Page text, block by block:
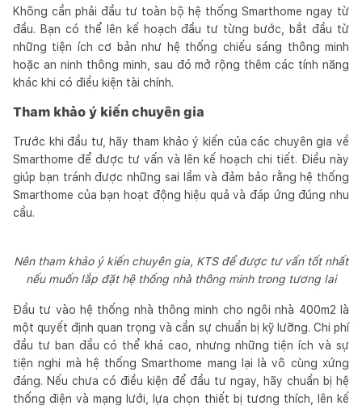
Không cần phải đầu tư toàn bộ hệ thống Smarthome ngay từ
đầu. Bạn có thể lên kế hoạch đầu tư từng bước, bắt đầu từ
những tiện ích cơ bản như hệ thống chiếu sáng thông minh
hoặc an ninh thông minh, sau đó mở rộng thêm các tính năng
khác khi có điều kiện tài chính.
Tham khảo ý kiến chuyên gia
Trước khi đầu tư, hãy tham khảo ý kiến của các chuyên gia về
Smarthome để được tư vấn và lên kế hoạch chi tiết. Điều này
giúp bạn tránh được những sai lầm và đảm bảo rằng hệ thống
Smarthome của bạn hoạt động hiệu quả và đáp ứng đúng nhu
cầu.
Nên tham khảo ý kiến chuyên gia, KTS để được tư vấn tốt nhất
nếu muốn lắp đặt hệ thống nhà thông minh trong tương lai
Đầu tư vào hệ thống nhà thông minh cho ngôi nhà 400m2 là
một quyết định quan trọng và cần sự chuẩn bị kỹ lưỡng. Chi phí
đầu tư ban đầu có thể khá cao, nhưng những tiện ích và sự
tiện nghi mà hệ thống Smarthome mang lại là vô cùng xứng
đáng. Nếu chưa có điều kiện để đầu tư ngay, hãy chuẩn bị hệ
thống điện và mạng lưới, lựa chọn thiết bị tương thích, lên kế